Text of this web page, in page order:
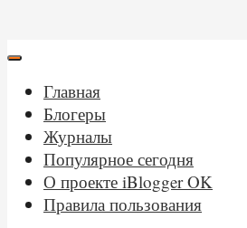
Главная
Блогеры
Журналы
Популярное сегодня
О проекте iBlogger OK
Правила пользования